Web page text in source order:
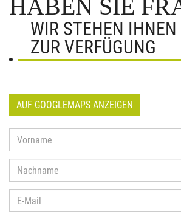
HABEN SIE
WIR STEHEN IHNEN
ZUR VERFÜGUNG
AUF GOOGLEMAPS ANZEIGEN